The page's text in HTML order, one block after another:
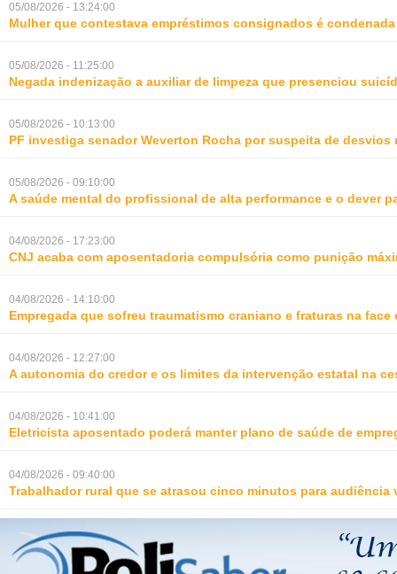
05/08/2026 - 13:24:00
Mulher que contestava empréstimos consignados é
05/08/2026 - 11:25:00
Negada indenização a auxiliar de limpeza que presenciou
05/08/2026 - 10:13:00
PF investiga senador Weverton Rocha por suspeita de desvios
05/08/2026 - 09:10:00
A saúde mental do profissional de alta performance e o dever
04/08/2026 - 17:23:00
CNJ acaba com aposentadoria compulsória como punição
04/08/2026 - 14:10:00
Empregada que sofreu traumatismo craniano e fraturas na
04/08/2026 - 12:27:00
A autonomia do credor e os limites da intervenção estatal na
04/08/2026 - 10:41:00
Eletricista aposentado poderá manter plano de saúde de
04/08/2026 - 09:40:00
Trabalhador rural que se atrasou cinco minutos para